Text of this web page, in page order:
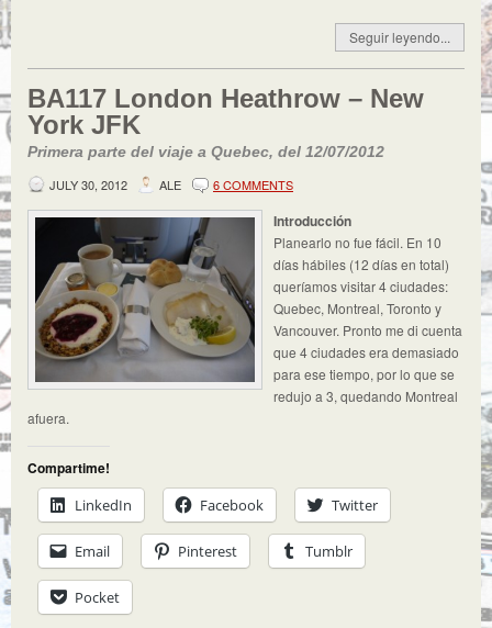
Seguir leyendo...
BA117 London Heathrow – New
York JFK
Primera parte del viaje a Quebec, del 12/07/2012
JULY 30, 2012
ALE 6 COMMENTS
Introducción
Planearlo no fue fácil. En 10
días hábiles (12 días en total)
queríamos visitar 4 ciudades:
Quebec, Montreal, Toronto y
Vancouver. Pronto me di cuenta
que 4 ciudades era demasiado
para ese tiempo, por lo que se
redujo a 3, quedando Montreal
afuera.
Compartime!
LinkedIn
Facebook Twitter
Email Pinterest Tumblr
Pocket